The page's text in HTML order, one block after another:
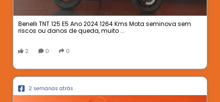
Benelli TNT 125 E5 Ano 2024 1264 Kms Mota seminova sem
riscos ou danos de queda, muito ...
2 0 0
2 semanas atrás